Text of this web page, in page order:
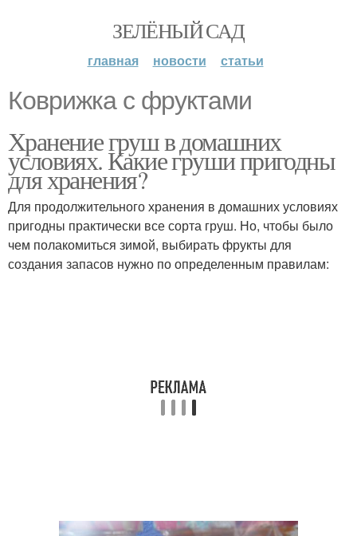
ЗЕЛЁНЫЙ САД
главная новости статьи
Коврижка с фруктами
Хранение груш в домашних
условиях. Какие груши пригодны
для хранения?
Для продолжительного хранения в домашних условиях
пригодны практически все сорта груш. Но, чтобы было
чем полакомиться зимой, выбирать фрукты для
создания запасов нужно по определенным правилам: